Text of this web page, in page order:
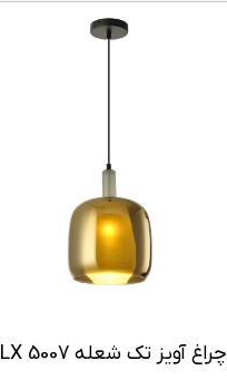
چراغ آویز تک شعله PLX 5007